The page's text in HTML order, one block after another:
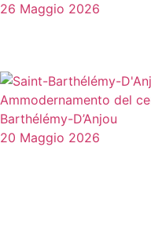
26 Maggio 2026
Ammodernamento del
Barthélémy-D’Anjou
20 Maggio 2026